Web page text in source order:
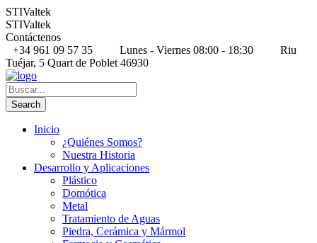
STIValtek
STIValtek
Contáctenos
+34 961 09 57 35
Lunes - Viernes 08:00 - 18:30
Riu
Tuéjar, 5 Quart de Poblet 46930
Inicio
¿Quiénes Somos?
Nuestra Historia
Desarrollo y Aplicaciones
Plástico
Domótica
Metal
Tratamiento de Aguas
Piedra, Cerámica y Mármol